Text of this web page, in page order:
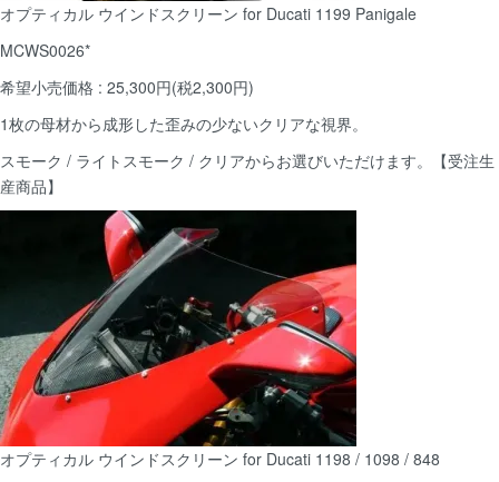
オプティカル ウインドスクリーン for Ducati 1199 Panigale
MCWS0026*
希望小売価格 : 25,300円(税2,300円)
1枚の母材から成形した歪みの少ないクリアな視界。
スモーク / ライトスモーク / クリアからお選びいただけます。【受注生
産商品】
オプティカル ウインドスクリーン for Ducati 1198 / 1098 / 848